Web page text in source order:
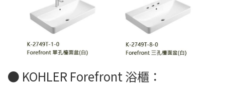
● KOHLER Forefront 浴櫃：